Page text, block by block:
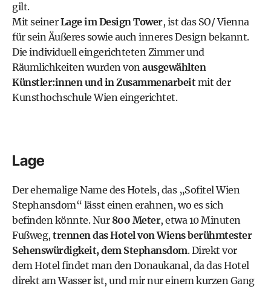
gilt.
Mit seinerLage im Design Tower, ist das SO/ Vienna
für sein Äußeres sowie auch inneres Design bekannt.
Die individuell eingerichteten Zimmer und
Räumlichkeiten wurden vonausgewählten
Künstler:innen und in Zusammenarbeitmit der
Kunsthochschule Wieneingerichtet.
Lage
Der ehemalige Name des Hotels, das „Sofitel Wien
Stephansdom“ lässt einen erahnen, wo es sich
befinden könnte. Nur 800 Meter, etwa 10 Minuten
Fußweg, trennen das Hotel von Wiens berühmtester
Sehenswürdigkeit, dem Stephansdom. Direkt vor
dem Hotel findet man den Donaukanal, da das Hotel
direkt am Wasser ist, und mir nur einem kurzen Gang